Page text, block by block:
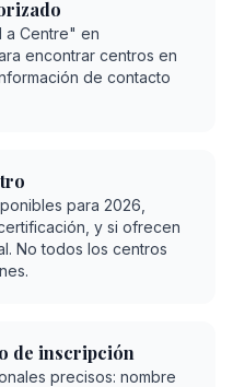
a Centre" en
encontrar centros en
de contacto
para 2026,
y si ofrecen
No todos los centros
de inscripción
precisos: nombre